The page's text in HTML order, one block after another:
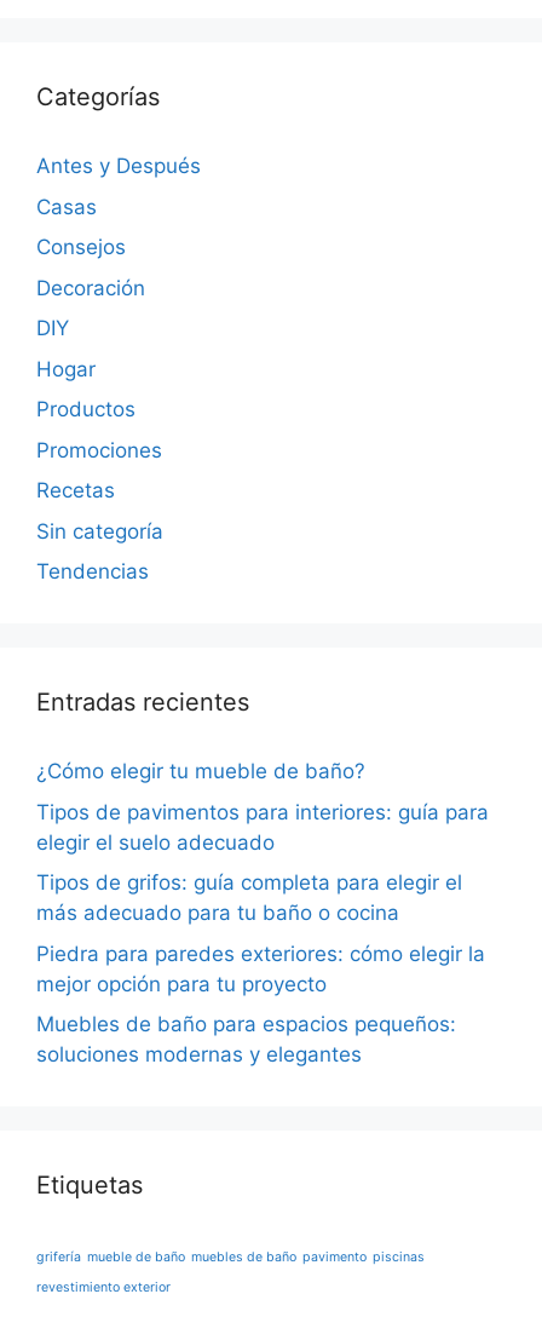
Categorías
Antes y Después
Casas
Consejos
Decoración
DIY
Hogar
Productos
Promociones
Recetas
Sin categoría
Tendencias
Entradas recientes
¿Cómo elegir tu mueble de baño?
Tipos de pavimentos para interiores: guía para
elegir el suelo adecuado
Tipos de grifos: guía completa para elegir el
más adecuado para tu baño o cocina
Piedra para paredes exteriores: cómo elegir la
mejor opción para tu proyecto
Muebles de baño para espacios pequeños:
soluciones modernas y elegantes
Etiquetas
grifería mueble de baño muebles de baño pavimento piscinas
revestimiento exterior